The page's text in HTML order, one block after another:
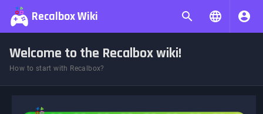
Recalbox Wiki
Welcome to the Recalbox wiki!
How to start with Recalbox?